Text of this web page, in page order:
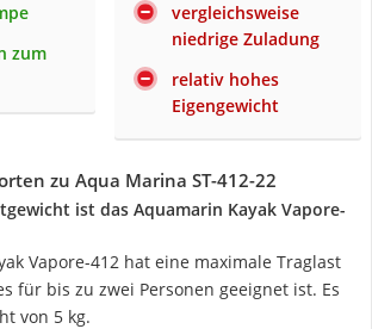
zum
vergleichsweise
niedrige Zuladung
relativ hohes
Eigengewicht
zu Aqua Marina ST-412-22
ist das Aquamarin Kayak Vapore-
Vapore-412 hat eine maximale Traglast
für bis zu zwei Personen geeignet ist. Es
von 5 kg.